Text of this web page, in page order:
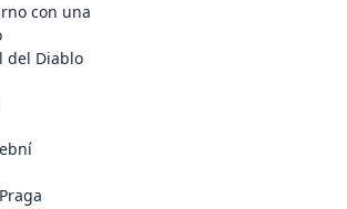
con una
del Diablo